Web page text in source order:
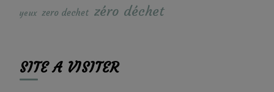
yeux zero dechet zéro déchet
SITE A VISITER